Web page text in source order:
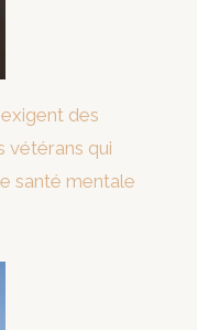
des
vétérans qui
santé mentale